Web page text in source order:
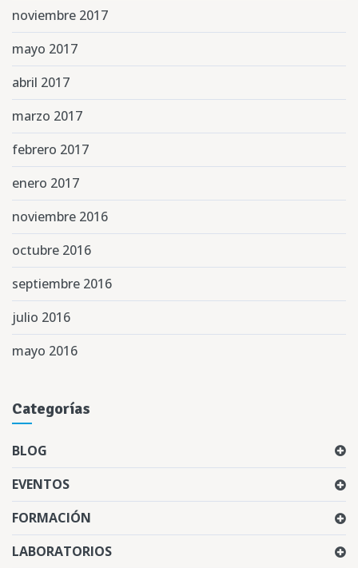
noviembre 2017
mayo 2017
abril 2017
marzo 2017
febrero 2017
enero 2017
noviembre 2016
octubre 2016
septiembre 2016
julio 2016
mayo 2016
Categorías
BLOG
EVENTOS
FORMACIÓN
LABORATORIOS